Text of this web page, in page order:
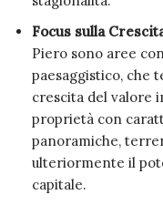
Focus sulla
Piero sono aree
paesaggistico, che
crescita del valore
proprietà con
panoramiche,
ulteriormente il
capitale.